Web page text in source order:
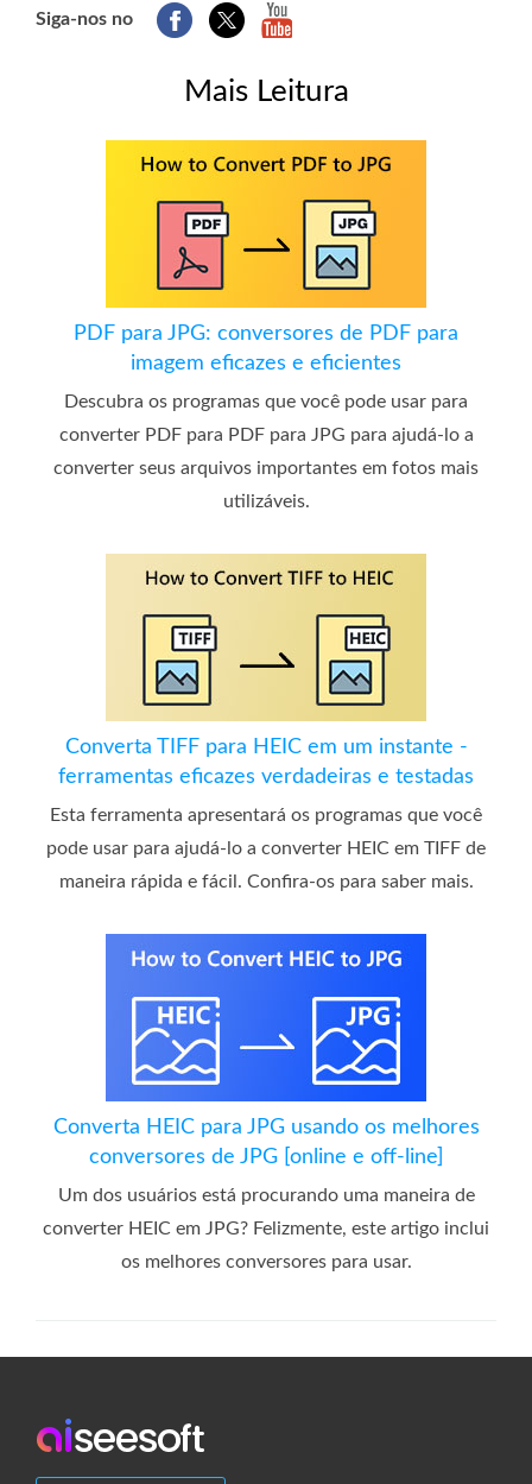
Siga-nos no
Mais Leitura
PDF para JPG: conversores de PDF para
imagem eficazes e eficientes
Descubra os programas que você pode usar para
converter PDF para PDF para JPG para ajudá-lo a
converter seus arquivos importantes em fotos mais
utilizáveis.
Converta TIFF para HEIC em um instante -
ferramentas eficazes verdadeiras e testadas
Esta ferramenta apresentará os programas que você
pode usar para ajudá-lo a converter HEIC em TIFF de
maneira rápida e fácil. Confira-os para saber mais.
Converta HEIC para JPG usando os melhores
conversores de JPG [online e off-line]
Um dos usuários está procurando uma maneira de
converter HEIC em JPG? Felizmente, este artigo inclui
os melhores conversores para usar.